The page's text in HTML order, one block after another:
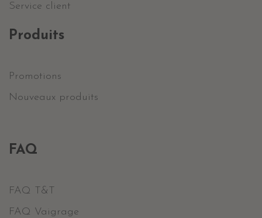
Service client
Produits
Promotions
Nouveaux produits
FAQ
FAQ T&T
FAQ Vaigrage